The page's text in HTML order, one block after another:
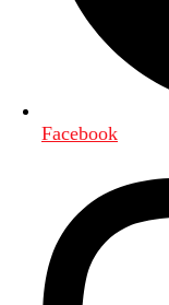
Facebook